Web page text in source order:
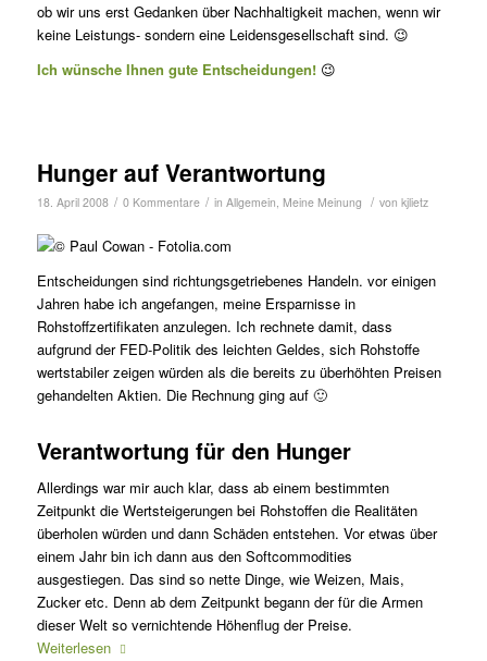
ob wir uns erst Gedanken über Nachhaltigkeit machen, wenn wir
keine Leistungs- sondern eine Leidensgesellschaft sind. 😉
Ich wünsche Ihnen gute Entscheidungen!😉
Hunger auf Verantwortung
18. April 2008 / 0 Kommentare / in Allgemein, Meine Meinung / von kjlietz
Entscheidungen sind richtungsgetriebenes Handeln. vor einigen
Jahren habe ich angefangen, meine Ersparnisse in
Rohstoffzertifikaten anzulegen. Ich rechnete damit, dass
aufgrund der FED-Politik des leichten Geldes, sich Rohstoffe
wertstabiler zeigen würden als die bereits zu überhöhten Preisen
gehandelten Aktien. Die Rechnung ging auf 🙂
Verantwortung für den Hunger
Allerdings war mir auch klar, dass ab einem bestimmten
Zeitpunkt die Wertsteigerungen bei Rohstoffen die Realitäten
überholen würden und dann Schäden entstehen. Vor etwas über
einem Jahr bin ich dann aus den Softcommodities
ausgestiegen. Das sind so nette Dinge, wie Weizen, Mais,
Zucker etc. Denn ab dem Zeitpunkt begann der für die Armen
dieser Welt so vernichtende Höhenflug der Preise.
Weiterlesen